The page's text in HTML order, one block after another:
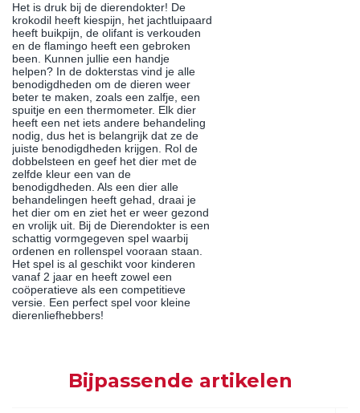
Het is druk bij de dierendokter! De
krokodil heeft kiespijn, het jachtluipaard
heeft buikpijn, de olifant is verkouden
en de flamingo heeft een gebroken
been. Kunnen jullie een handje
helpen? In de dokterstas vind je alle
benodigdheden om de dieren weer
beter te maken, zoals een zalfje, een
spuitje en een thermometer. Elk dier
heeft een net iets andere behandeling
nodig, dus het is belangrijk dat ze de
juiste benodigdheden krijgen. Rol de
dobbelsteen en geef het dier met de
zelfde kleur een van de
benodigdheden. Als een dier alle
behandelingen heeft gehad, draai je
het dier om en ziet het er weer gezond
en vrolijk uit. Bij de Dierendokter is een
schattig vormgegeven spel waarbij
ordenen en rollenspel vooraan staan.
Het spel is al geschikt voor kinderen
vanaf 2 jaar en heeft zowel een
coöperatieve als een competitieve
versie. Een perfect spel voor kleine
dierenliefhebbers!
Bijpassende artikelen